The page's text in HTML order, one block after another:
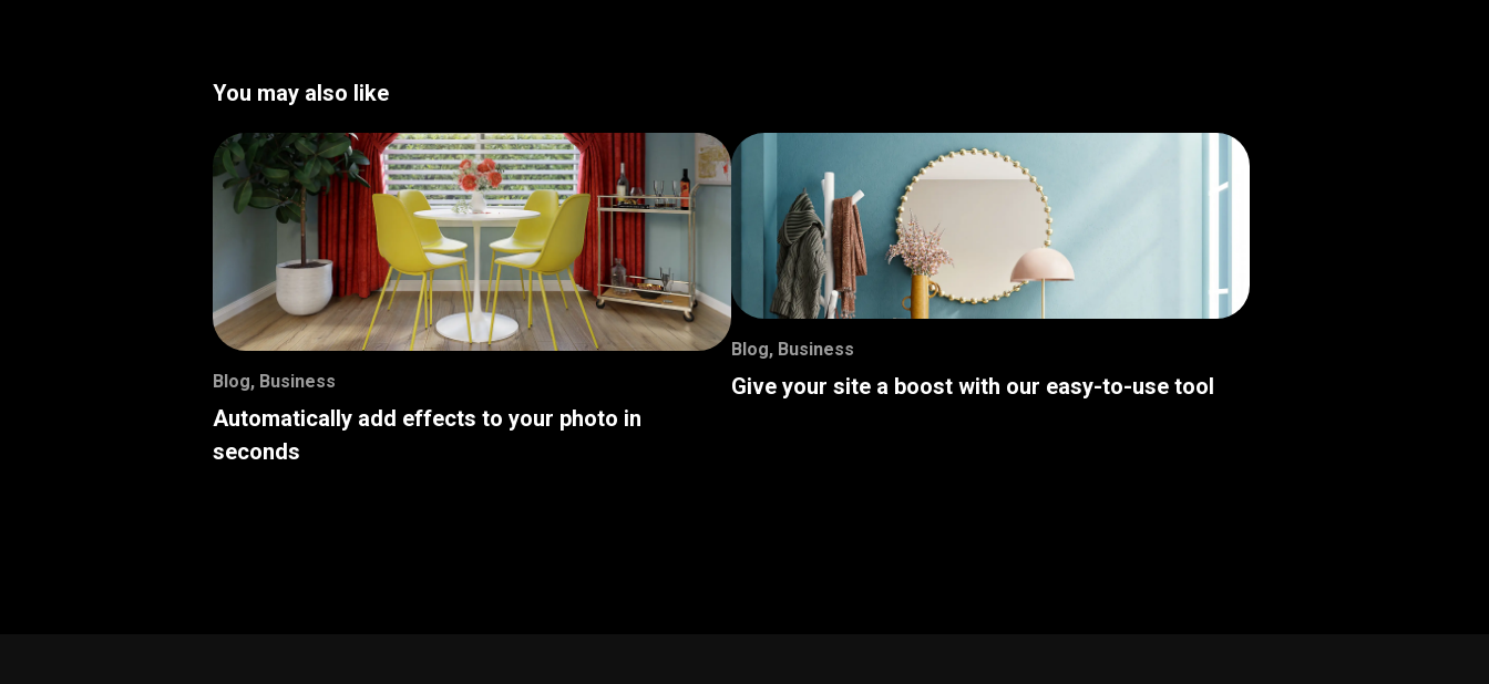
You may also like
Blog, Business
Automatically add effects to your photo in
seconds
Blog, Business
Give your site a boost with our easy-to-use tool